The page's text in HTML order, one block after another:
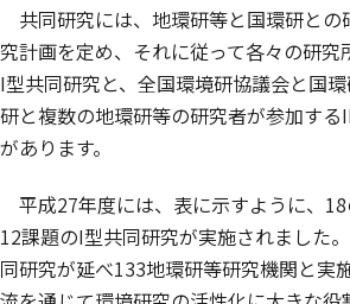
共同研究には、地環研等と国環研との
究計画を定め、それに従って各々の研究
I型共同研究と、全国環境研協議会と国
研と複数の地環研等の研究者が参加す
があります。
平成27年度には、表に示すように、
12課題のI型共同研究が実施されました
同研究が延べ133地環研等研究機関と実